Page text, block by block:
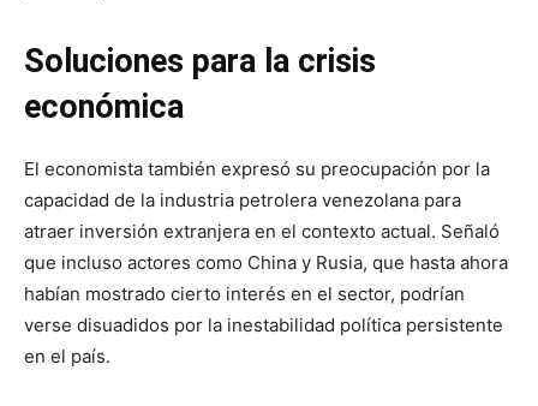
Soluciones para la crisis
económica
El economista también expresó su preocupación por la
capacidad de la industria petrolera venezolana para
atraer inversión extranjera en el contexto actual. Señaló
que incluso actores como China y Rusia, que hasta ahora
habían mostrado cierto interés en el sector, podrían
verse disuadidos por la inestabilidad política persistente
en el país.